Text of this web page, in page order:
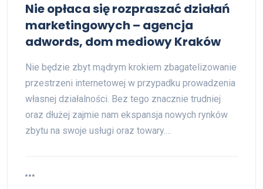
Nie opłaca się rozpraszać działań
marketingowych – agencja
adwords, dom mediowy Kraków
Nie będzie zbyt mądrym krokiem zbagatelizowanie
przestrzeni internetowej w przypadku prowadzenia
własnej działalności. Bez tego znacznie trudniej
oraz dłużej zajmie nam ekspansja nowych rynków
zbytu na swoje usługi oraz towary.…